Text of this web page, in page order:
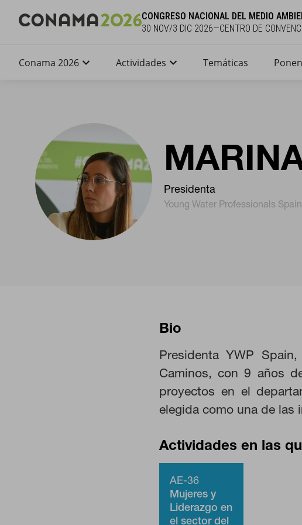
CONGRESO NACIONAL DEL MEDIO
30 NOV/3 DIC 2026—CENTRO DE
Conama 2026 Actividades Temáticas
Presidenta
Young Water Professionals Spain
Bio
Presidenta YWP
Caminos, con 9 años
proyectos en el
elegida como una de las
Actividades en las
AE-36
Mujeres y
Liderazgo en
el sector del
Cookies necesarias
Estas cookies son necesarias para que
navegador para bloquear o alertar sobre
información de identificación personal.
Estas cookies nos permiten contar las
ayudan a saber qué páginas son las más
estas cookies es agregada y, por lo tanto,
GUARDAR CONFIGURACIÓN